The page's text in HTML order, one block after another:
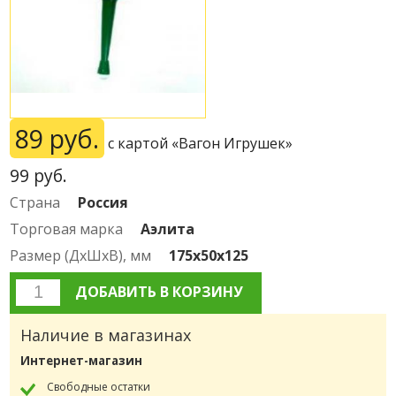
89 руб. с картой «Вагон Игрушек»
99 руб.
Страна
Россия
Торговая марка
Аэлита
Размер (ДxШxВ), мм
175x50x125
ДОБАВИТЬ В КОРЗИНУ
Наличие в магазинах
Интернет-магазин
Свободные остатки